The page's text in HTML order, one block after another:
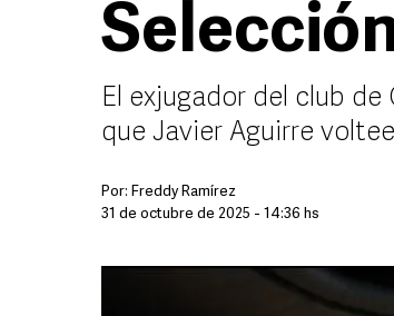
El exjugador del club
que Javier Aguirre
Por: Freddy Ramírez
31 de octubre de 2025 - 14:36 hs